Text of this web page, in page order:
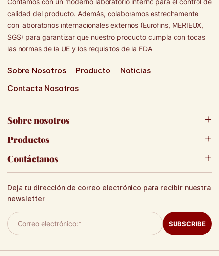
Contamos con un moderno laboratorio interno para el control de
calidad del producto. Además, colaboramos estrechamente
con laboratorios internacionales externos (Eurofins, MERIEUX,
SGS) para garantizar que nuestro producto cumpla con todas
las normas de la UE y los requisitos de la FDA.
Sobre Nosotros Producto
Noticias
Contacta Nosotros
Sobre nosotros
Productos
Contáctanos
Deja tu dirección de correo electrónico para recibir nuestra
newsletter
SUBSCRIBE